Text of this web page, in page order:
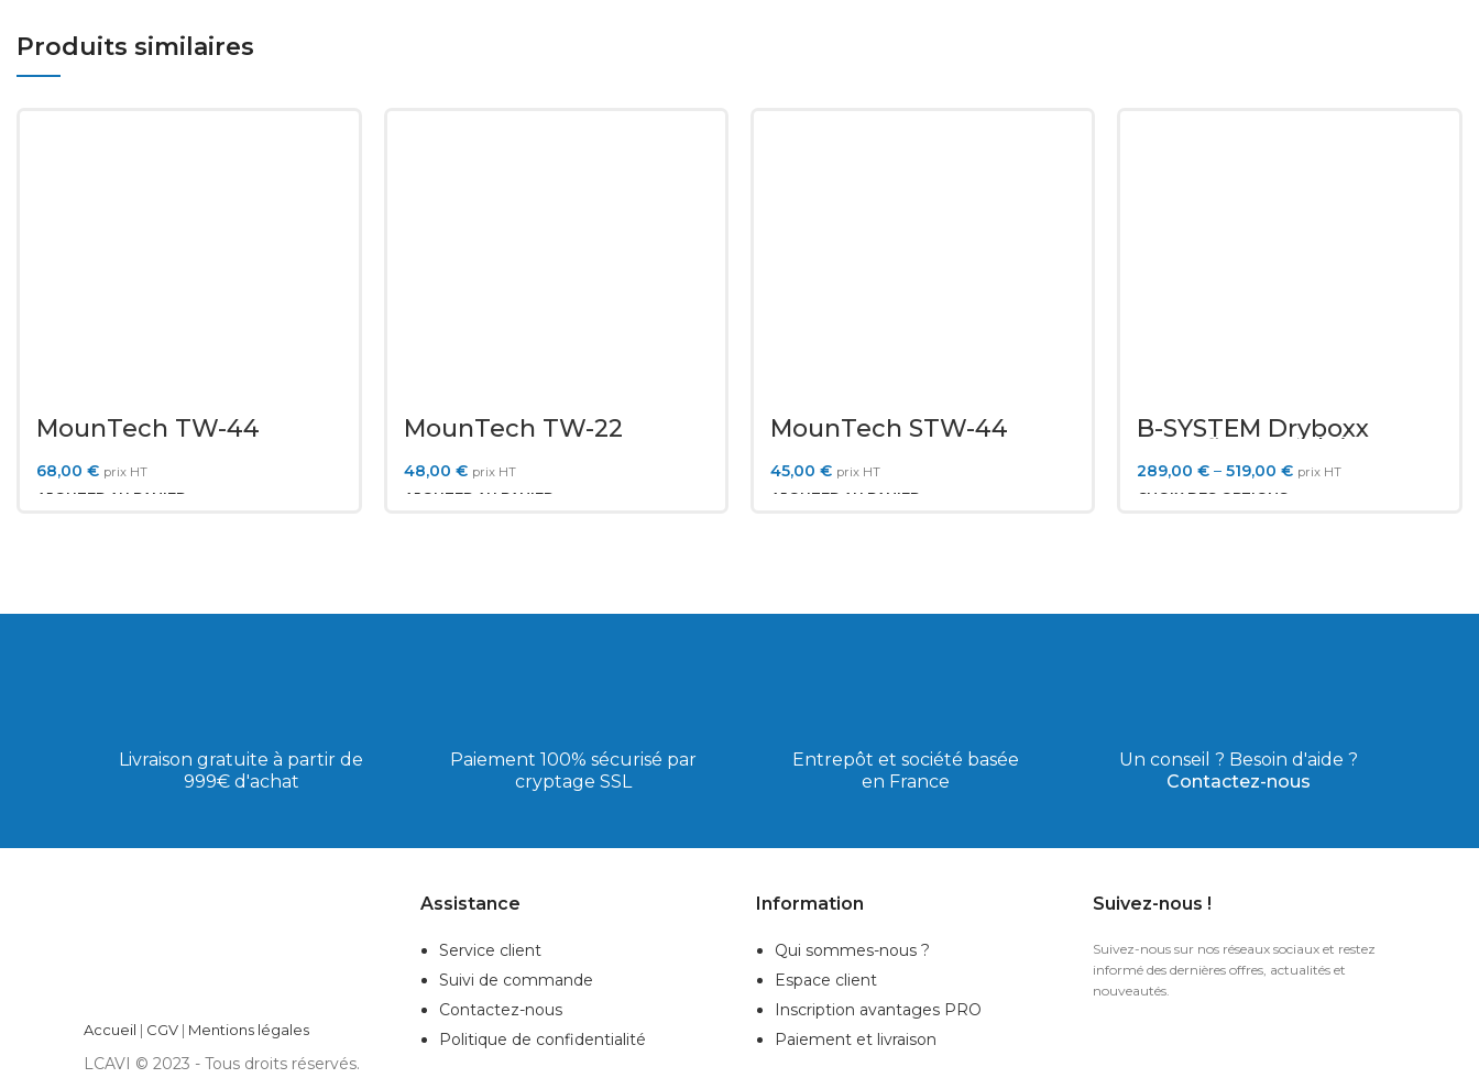
Produits similaires
MounTech TW-44
68,00€ prix HT
AJOUTER AU PANIER
MounTech TW-22
48,00 € prix HT
AJOUTER AU PANIER
MounTech STW-44
45,00 € prix HT
AJOUTER AU PANIER
B-SYSTEM Dryboxx
Retrofit pour cloison
sèche ou faux-plafond
289,00€ –519,00€ prix HT
CHOIX DES OPTIONS
Livraison gratuite à partir de
999€ d'achat
Paiement 100% sécurisé par
cryptage SSL
Entrepôt et société basée
en France
Un conseil ? Besoin d'aide ?
Contactez-nous
Accueil | CGV | Mentions légales
LCAVI © 2023 - Tous droits réservés.
Assistance
Service client
Suivi de commande
Contactez-nous
Politique de confidentialité
Information
Qui sommes-nous ?
Espace client
Inscription avantages PRO
Paiement et livraison
Suivez-nous !
Suivez-nous sur nos réseaux sociaux et restez
informé des dernières offres, actualités et
nouveautés.